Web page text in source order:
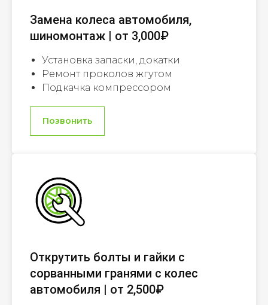
Замена колеса автомобиля,
шиномонтаж | от 3,000₽
Установка запаски, докатки
Ремонт проколов жгутом
Подкачка компрессором
Позвонить
Открутить болты и гайки с
сорванными гранями с колес
автомобиля | от 2,500₽